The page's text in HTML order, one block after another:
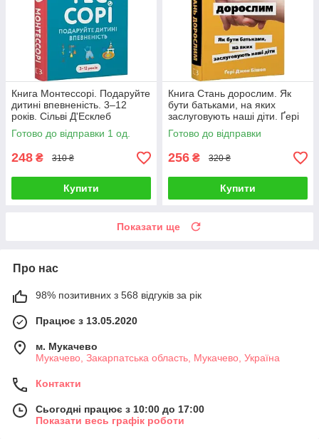
Книга Монтессорі. Подаруйте
дитині впевненість. 3–12
років. Сільві Д'Есклеб
Готово до відправки 1 од.
248 ₴ 310 ₴
Купити
Книга Стань дорослим. Як
бути батьками, на яких
заслуговують наші діти. Ґері
Бішоп
Готово до відправки
256 ₴ 320 ₴
Купити
Показати ще
Про нас
98% позитивних з 568 відгуків за рік
Працює з 13.05.2020
м. Мукачево
Мукачево, Закарпатська область, Мукачево, Україна
Контакти
Сьогодні працює з 10:00 до 17:00
Показати весь графік роботи